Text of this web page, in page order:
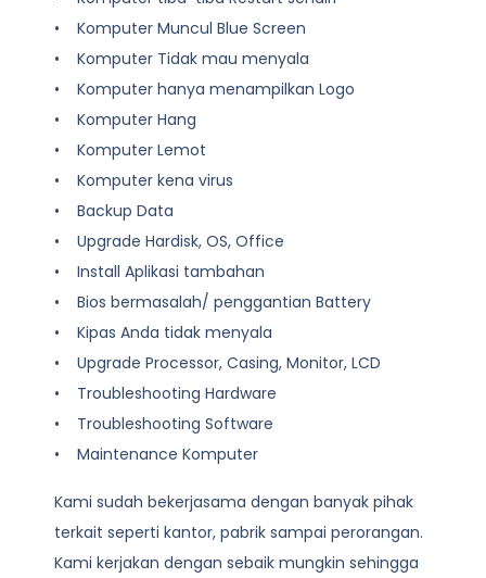
• Komputer Muncul Blue Screen
• Komputer Tidak mau menyala
• Komputer hanya menampilkan Logo
• Komputer Hang
• Komputer Lemot
• Komputer kena virus
• Backup Data
• Upgrade Hardisk, OS, Office
• Install Aplikasi tambahan
• Bios bermasalah/ penggantian Battery
• Kipas Anda tidak menyala
• Upgrade Processor, Casing, Monitor, LCD
• Troubleshooting Hardware
• Troubleshooting Software
• Maintenance Komputer
Kami sudah bekerjasama dengan banyak pihak
terkait seperti kantor, pabrik sampai perorangan.
Kami kerjakan dengan sebaik mungkin sehingga